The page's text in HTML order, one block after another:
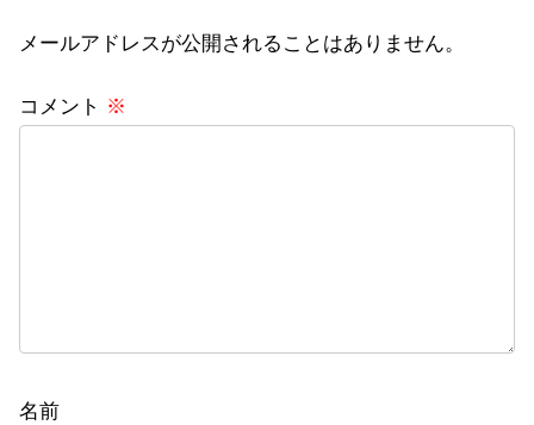
メールアドレスが公開されることはありません。
コメント ※
名前